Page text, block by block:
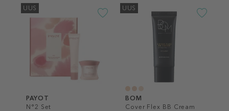
UUS
PAYOT
N°2 Set
UUS
BOM
Cover Flex BB Cream